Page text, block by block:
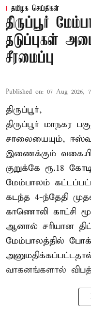
தமிழக செய்திகள்
திருப்பூர்
தடுப்புகள்
சீரமைப்பு
Published on: 07 Aug 2026,
திருப்பூர்,
திருப்பூர் மாநகர
சாலையையும்,
இணைக்கும்
குறுக்கே ரூ.18
மேம்பாலம்
கடந்த 4-ந்தேதி
காணொலி காட்சி
ஆனால் சரியான
மேம்பாலத்தில்
வாகனங்களால்